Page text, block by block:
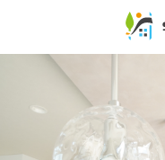
CONCEPT